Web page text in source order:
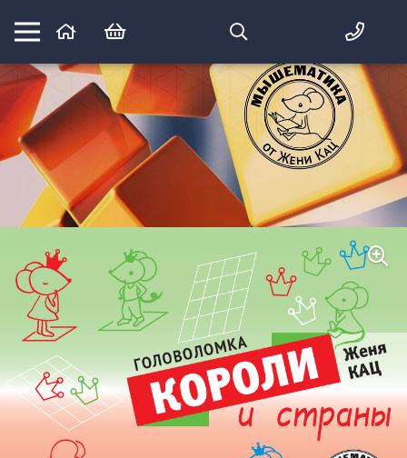
Математика вприпрыжку:
идеи и игры для детей и их родителей